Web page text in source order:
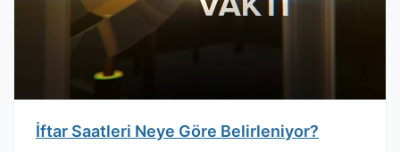
İftar Saatleri Neye Göre Belirleniyor?